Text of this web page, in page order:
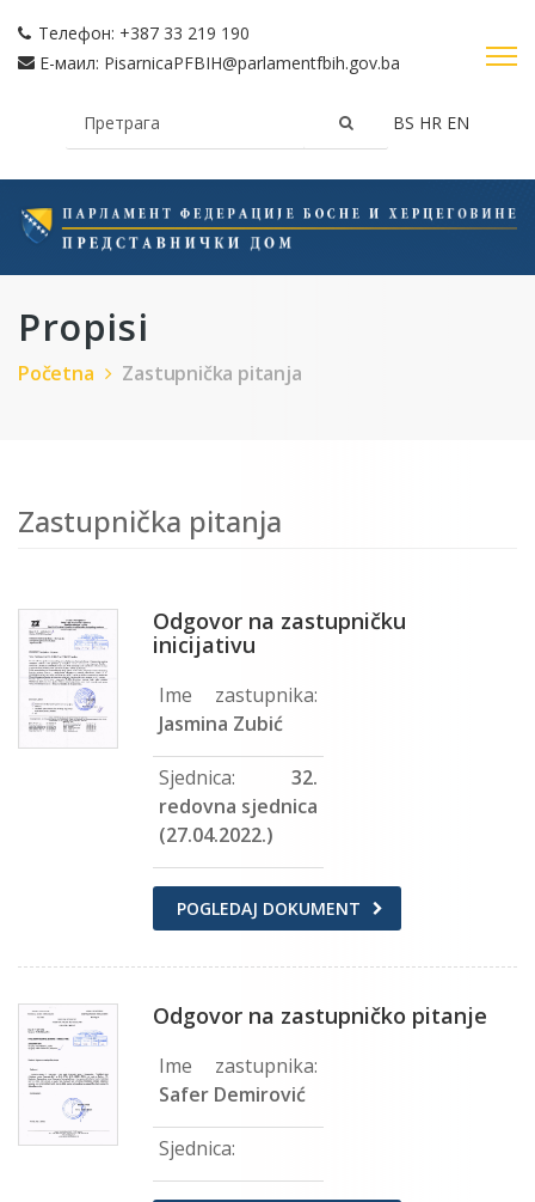
Телефон: +387 33 219 190
Е-маил: PisarnicaPFBIH@parlamentfbih.gov.ba
BS HR EN
Propisi
Početna Zastupnička pitanja
Zastupnička pitanja
Odgovor na zastupničku
inicijativu
Ime zastupnika:
Jasmina Zubić
Sjednica: 32.
redovna sjednica
(27.04.2022.)
POGLEDAJ DOKUMENT
Odgovor na zastupničko pitanje
Ime zastupnika:
Safer Demirović
Sjednica: